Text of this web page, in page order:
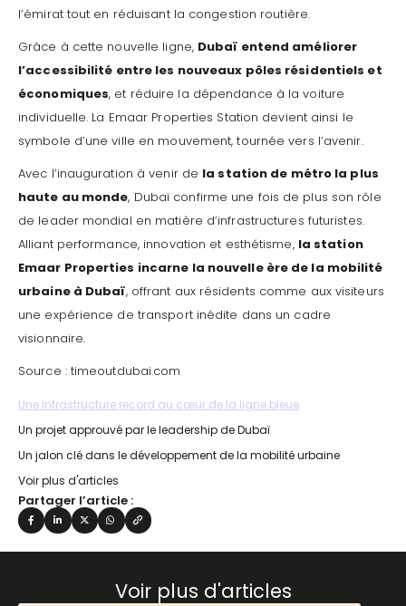
l’émirat tout en réduisant la congestion routière.
Grâce à cette nouvelle ligne, Dubaï entend améliorer
l’accessibilité entre les nouveaux pôles résidentiels et
économiques, et réduire la dépendance à la voiture
individuelle. La Emaar Properties Station devient ainsi le
symbole d’une ville en mouvement, tournée vers l’avenir.
Avec l’inauguration à venir de la station de métro la plus
haute au monde, Dubaï confirme une fois de plus son rôle
de leader mondial en matière d’infrastructures futuristes.
Alliant performance, innovation et esthétisme, la station
Emaar Properties incarne la nouvelle ère de la mobilité
urbaine à Dubaï, offrant aux résidents comme aux visiteurs
une expérience de transport inédite dans un cadre
visionnaire.
Source : timeoutdubai.com
Une infrastructure record au cœur de la ligne bleue
Un projet approuvé par le leadership de Dubaï
Un jalon clé dans le développement de la mobilité urbaine
Voir plus d'articles
Partager l’article :
Voir plus d'articles